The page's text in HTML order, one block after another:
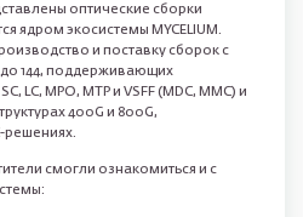
оптические сборки
ядром экосистемы MYCELIUM.
и поставку сборок с
144, поддерживающих
LC, MPO, MTP и VSFF (MDC, MMC) и
400G и 800G,
решениях.
смогли ознакомиться и с